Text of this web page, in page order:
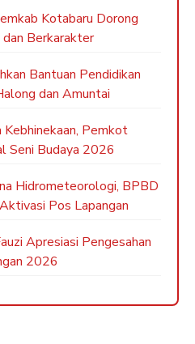
Kotabaru Dorong
dan Berkarakter
Bantuan Pendidikan
dan Amuntai
Pemkot
Seni Budaya 2026
Hidrometeorologi, BPBD
Pos Lapangan
Apresiasi Pengesahan
2026